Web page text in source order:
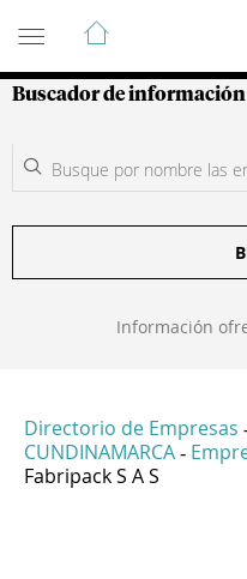
Guía de
Buscador de información
Información
Directorio de Empresas
CUNDINAMARCA -
Fabripack S A S